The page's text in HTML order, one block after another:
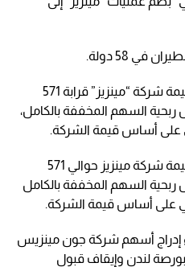
58 دولة.
كما وقدّرت صفقة الاستحواذ قيمة شركة “مينزيز” قرابة 571
السهم المخففة بالكامل،
كما وقدرت صفقة الاستحواذ قيمة شركة مينزيز حوالي 571
السهم المخففة بالكامل
إدراج أسهم شركة جون مينزيس
لندن وإيقاف قبول